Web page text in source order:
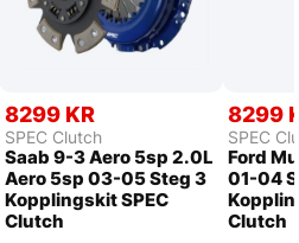
8299 KR
SPEC Clutch
Saab 9-3 Aero 5sp 2.0L
Aero 5sp 03-05 Steg 3
Kopplingskit SPEC
Clutch
8299
SPEC
Ford
01-04
Clutch